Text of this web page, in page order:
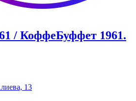
/ КоффеБуффет 1961.
13